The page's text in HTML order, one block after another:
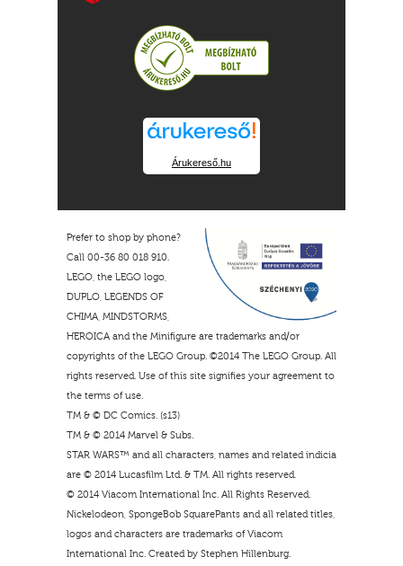
Árukereső.hu
Prefer to shop by phone?
Call 00-36 80 018 910.
LEGO, the LEGO logo,
DUPLO, LEGENDS OF
CHIMA, MINDSTORMS,
HEROICA and the Minifigure are trademarks and/or
copyrights of the LEGO Group. ©2014 The LEGO Group. All
rights reserved. Use of this site signifies your agreement to
the terms of use.
TM & © DC Comics. (s13)
TM & © 2014 Marvel & Subs.
STAR WARS™ and all characters, names and related indicia
are © 2014 Lucasfilm Ltd. & TM. All rights reserved.
© 2014 Viacom International Inc. All Rights Reserved.
Nickelodeon, SpongeBob SquarePants and all related titles,
logos and characters are trademarks of Viacom
International Inc. Created by Stephen Hillenburg.